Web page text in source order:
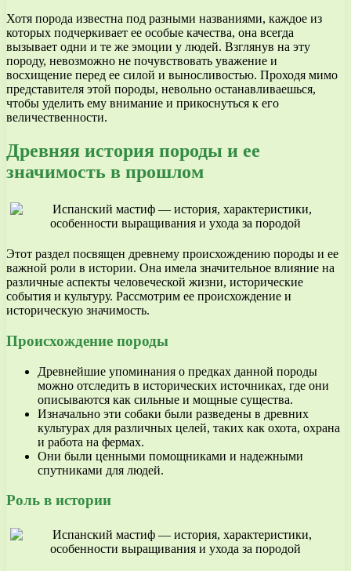
Хотя порода известна под разными названиями, каждое из
которых подчеркивает ее особые качества, она всегда
вызывает одни и те же эмоции у людей. Взглянув на эту
породу, невозможно не почувствовать уважение и
восхищение перед ее силой и выносливостью. Проходя мимо
представителя этой породы, невольно останавливаешься,
чтобы уделить ему внимание и прикоснуться к его
величественности.
Древняя история породы и ее
значимость в прошлом
Этот раздел посвящен древнему происхождению породы и ее
важной роли в истории. Она имела значительное влияние на
различные аспекты человеческой жизни, исторические
события и культуру. Рассмотрим ее происхождение и
историческую значимость.
Происхождение породы
Древнейшие упоминания о предках данной породы
можно отследить в исторических источниках, где они
описываются как сильные и мощные существа.
Изначально эти собаки были разведены в древних
культурах для различных целей, таких как охота, охрана
и работа на фермах.
Они были ценными помощниками и надежными
спутниками для людей.
Роль в истории